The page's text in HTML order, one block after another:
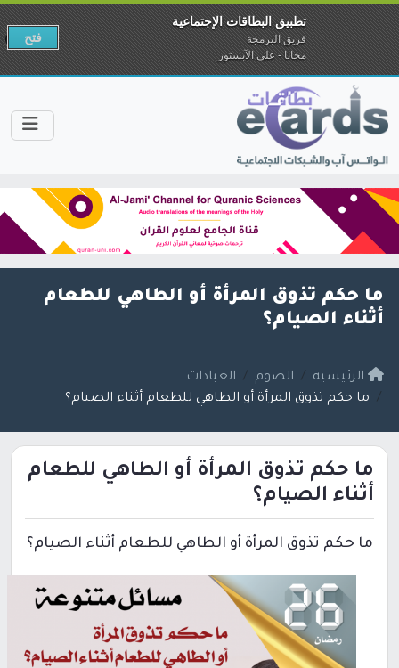
ما حكم تذوق المرأة أو الطاهي للطعام
أثناء الصيام؟
الرئيسية الصوم
العبادات
ما حكم تذوق المرأة أو الطاهي للطعام أثناء الصيام؟
ما حكم تذوق المرأة أو الطاهي للطعام
أثناء الصيام؟
ما حكم تذوق المرأة أو الطاهي للطعام أثناء الصيام؟
تطبيق البطاقات الإجتماعية
فريق البرمجة
مجانا - على الآبستور
فتح